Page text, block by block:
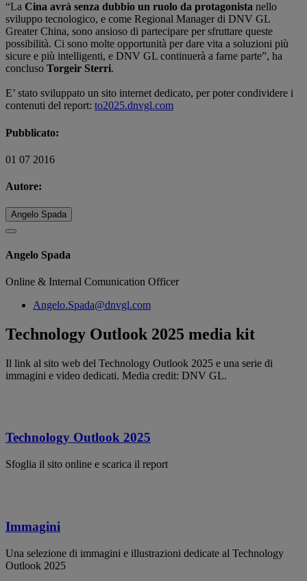
“La Cina avrà senza dubbio un ruolo da protagonista nello
sviluppo tecnologico, e come Regional Manager di DNV GL
Greater China, sono ansioso di partecipare per sfruttare queste
possibilità. Ci sono molte opportunità per dare vita a soluzioni più
sicure e più intelligenti, e DNV GL continuerà a farne parte”, ha
concluso Torgeir Sterri.
E’ stato sviluppato un sito internet dedicato, per poter condividere i
contenuti del report: to2025.dnvgl.com
Pubblicato:
01 07 2016
Autore:
Angelo Spada
Angelo Spada
Online & Internal Comunication Officer
Angelo.Spada@dnvgl.com
Technology Outlook 2025 media kit
Il link al sito web del Technology Outlook 2025 e una serie di
immagini e video dedicati. Media credit: DNV GL.
Technology Outlook 2025
Sfoglia il sito online e scarica il report
Immagini
Una selezione di immagini e illustrazioni dedicate al Technology
Outlook 2025